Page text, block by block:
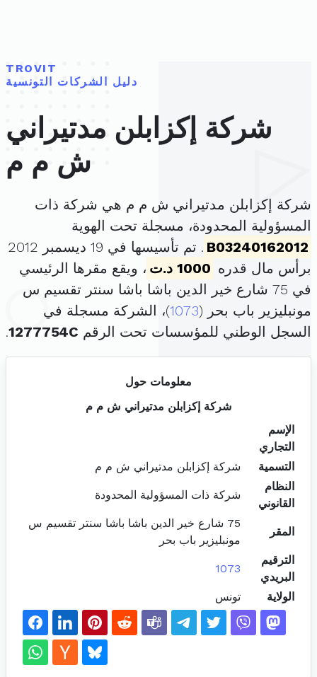
TROVIT
دليل الشركات التونسية
شركة إكزابلن مدتيراني
ش م م
شركة إكزابلن مدتيراني ش م م هي شركة ذات
المسؤولية المحدودة، مسجلة تحت الهوية
B03240162012
. تم تأسيسها في 19 ديسمبر 2012
برأس مال قدره 1000 د.ت
، ويقع مقرها الرئيسي
في 75 شارع خير الدين باشا باشا سنتر تقسيم س
مونبليزير باب بحر (1073)، الشركة مسجلة في
السجل الوطني للمؤسسات تحت الرقم 1277754C
.
معلومات حول
شركة إكزابلن مدتيراني ش م م
الإسم
التجاري
التسمية
شركة إكزابلن مدتيراني ش م م
النظام
القانوني
شركة ذات المسؤولية المحدودة
المقر
75 شارع خير الدين باشا باشا سنتر تقسيم س
مونبليزير باب بحر
الترقيم
البريدي
1073
الولاية تونس